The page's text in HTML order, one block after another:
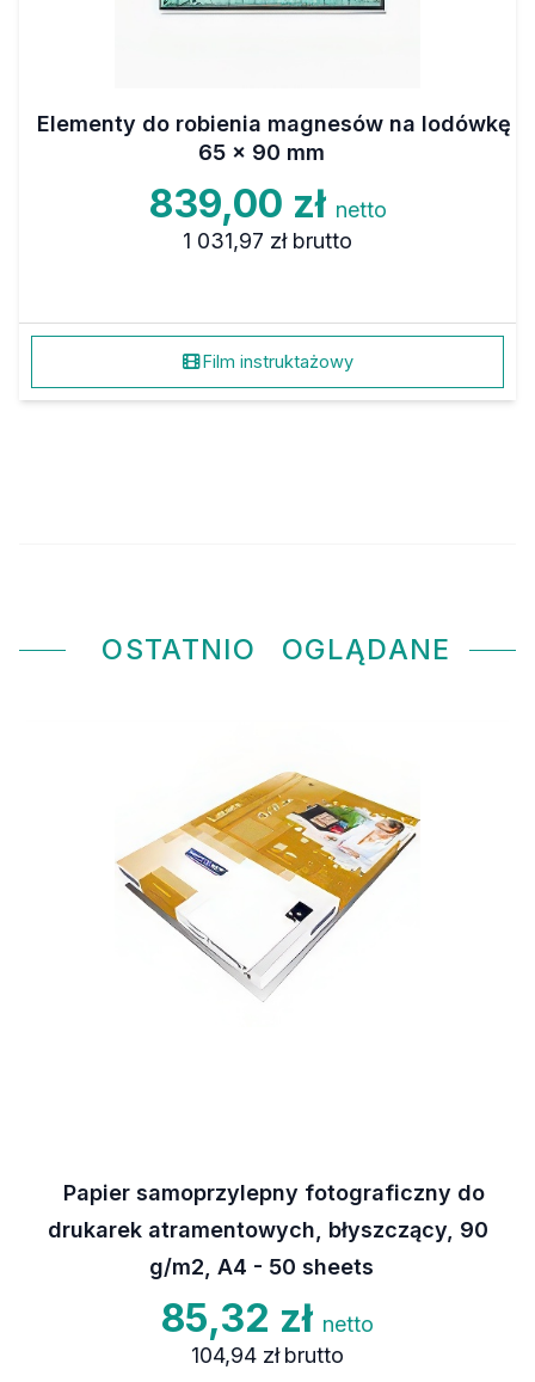
Elementy do robienia magnesów na lodówkę
65 x 90 mm
839,00 zł netto
1 031,97 zł brutto
Film instruktażowy
OSTATNIO OGLĄDANE
Papier samoprzylepny fotograficzny do
drukarek atramentowych, błyszczący, 90
g/m2, A4 - 50 sheets
85,32 zł netto
104,94 zł brutto